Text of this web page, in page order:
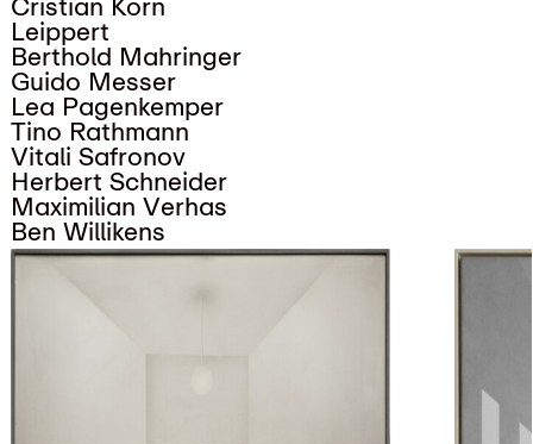
Leippert
Berthold Mahringer
Guido Messer
Lea Pagenkemper
Tino Rathmann
Vitali Safronov
Herbert Schneider
Maximilian Verhas
Ben Willikens